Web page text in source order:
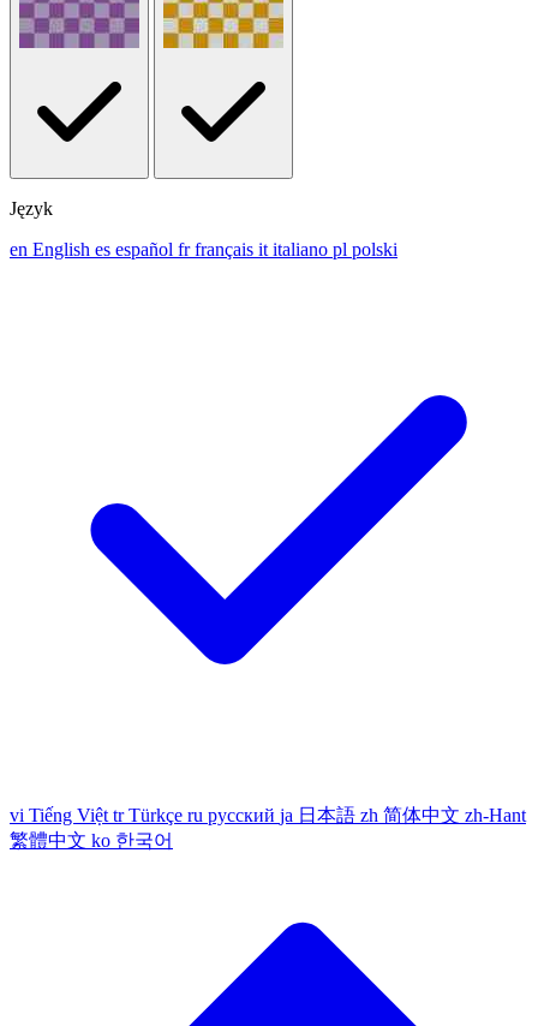
Język
en English es español fr français it italiano pl polski
vi Tiếng Việt tr Türkçe ru русский ja 日本語 zh 简体中文 zh-Hant
繁體中文 ko 한국어